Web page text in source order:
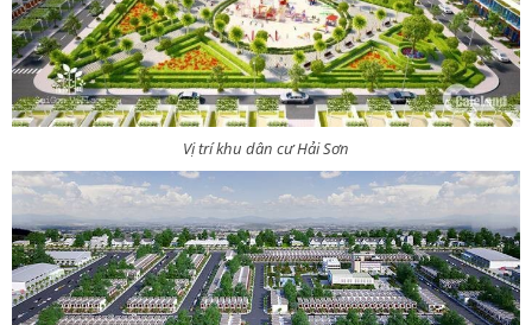
Vị trí khu dân cư Hải Sơn